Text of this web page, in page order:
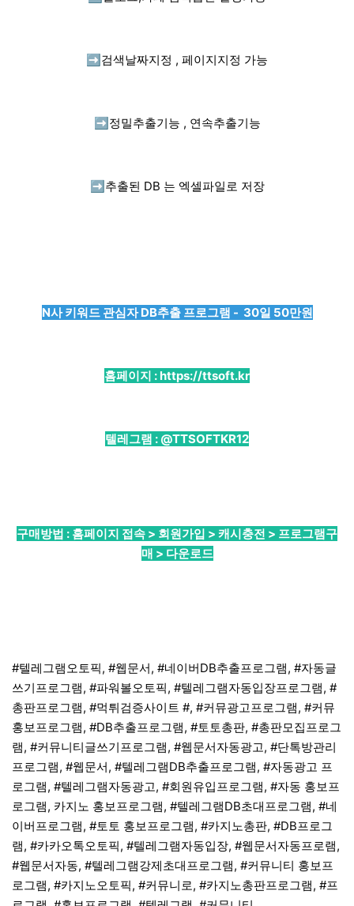
➡️ 검색날짜지정 , 페이지지정 가능
➡️ 정밀추출기능 , 연속추출기능
➡️ 추출된 DB 는 엑셀파일로 저장
N사 키워드 관심자 DB추출 프로그램 - 30일 50만원
홈페이지 :https://ttsoft.kr
텔레그램 : @TTSOFTKR12
구매방법 : 홈페이지 접속 > 회원가입 > 캐시충전 > 프로그램구
매 > 다운로드
#텔레그램오토픽, #웹문서, #네이버DB추출프로그램, #자동글
쓰기프로그램, #파워볼오토픽, #텔레그램자동입장프로그램, #
총판프로그램, #먹튀검증사이트 #, #커뮤광고프로그램, #커뮤
홍보프로그램, #DB추출프로그램, #토토총판, #총판모집프로그
램, #커뮤니티글쓰기프로그램, #웹문서자동광고, #단톡방관리
프로그램, #웹문서, #텔레그램DB추출프로그램, #자동광고 프
로그램, #텔레그램자동광고, #회원유입프로그램, #자동 홍보프
로그램, 카지노 홍보프로그램, #텔레그램DB초대프로그램, #네
이버프로그램, #토토 홍보프로그램, #카지노총판, #DB프로그
램, #카카오톡오토픽, #텔레그램자동입장, #웹문서자동프로램,
#웹문서자동, #텔레그램강제초대프로그램, #커뮤니티 홍보프
로그램, #카지노오토픽, #커뮤니로, #카지노총판프로그램, #프